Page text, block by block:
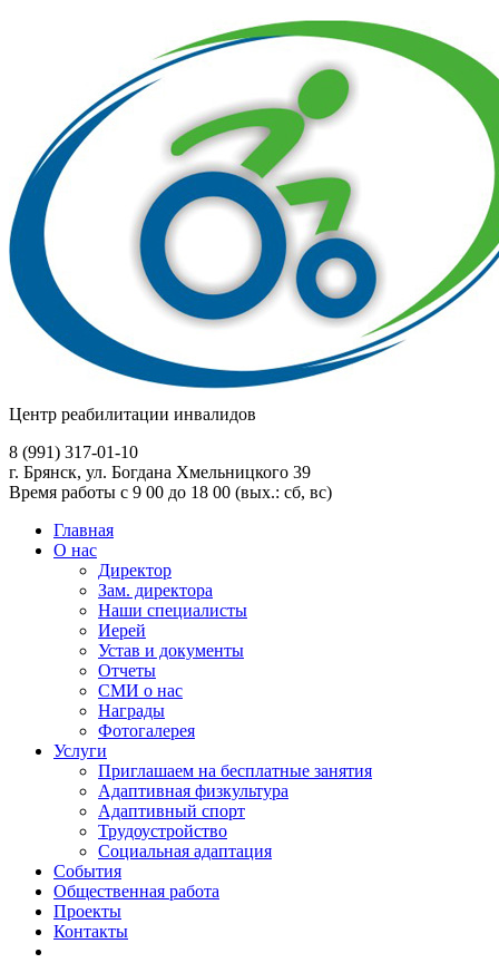
Центр реабилитации инвалидов
8 (991) 317-01-10
г. Брянск, ул. Богдана Хмельницкого 39
Время работы с 9 00 до 18 00 (вых.: сб, вс)
Главная
О нас
Директор
Зам. директора
Наши специалисты
Иерей
Устав и документы
Отчеты
СМИ о нас
Награды
Фотогалерея
Услуги
Приглашаем на бесплатные занятия
Адаптивная физкультура
Адаптивный спорт
Трудоустройство
Социальная адаптация
События
Общественная работа
Проекты
Контакты